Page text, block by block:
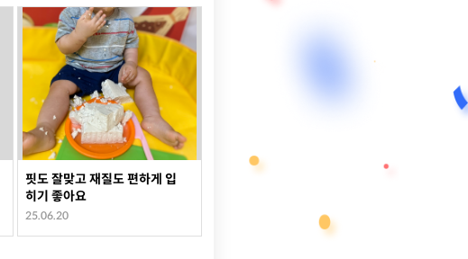
핏도 잘맞고 재질도 편하게 입
히기 좋아요
25.06.20